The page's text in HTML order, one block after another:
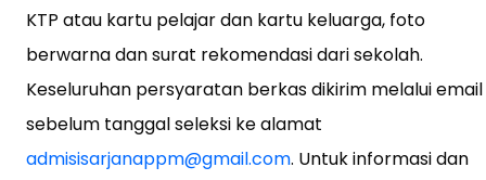
KTP atau kartu pelajar dan kartu keluarga, foto
berwarna dan surat rekomendasi dari sekolah.
Keseluruhan persyaratan berkas dikirim melalui email
sebelum tanggal seleksi ke alamat
admisisarjanappm@gmail.com. Untuk informasi dan